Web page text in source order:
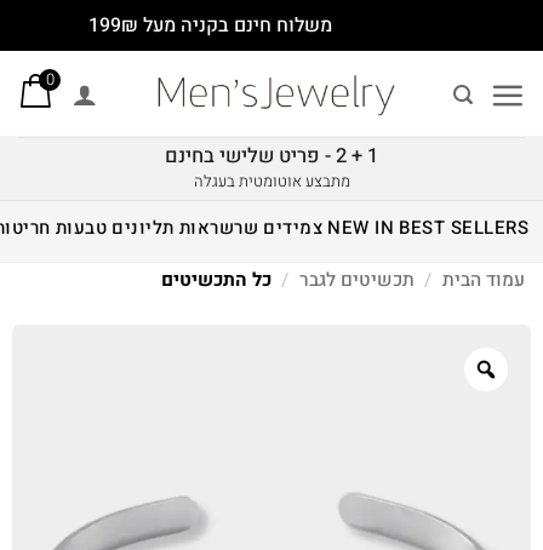
משלוח חינם בקניה מעל 199₪
0
1 + 2 - פריט שלישי בחינם
מתבצע אוטומטית בעגלה
BEST SELLERS
NEW IN צמידים שרשראותתליונים טבעותחריטות
עמוד הבית
/ תכשיטים לגבר / כל התכשיטים
Zoom